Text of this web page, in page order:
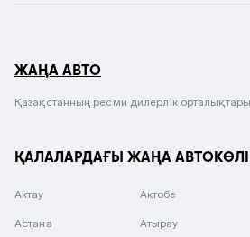
ЖАҢА АВТО
Қазақстанның ресми дилерлік
ҚАЛАЛАРДАҒЫ ЖАҢА
Актау Актобе
Астана Атырау